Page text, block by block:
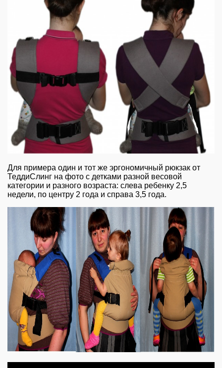
Для примера один и тот же эргономичный рюкзак от
ТеддиСлинг на фото с детками разной весовой
категории и разного возраста: слева ребенку 2,5
недели, по центру 2 года и справа 3,5 года.